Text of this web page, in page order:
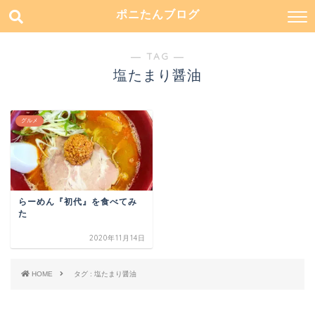
ポニたんブログ
― TAG ―
塩たまり醤油
グルメ
らーめん『初代』を食べてみ
た
2020年11月14日
HOME タグ : 塩たまり醤油